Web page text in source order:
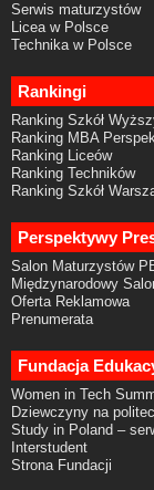
Serwis maturzystów
Licea w Polsce
Technika w Polsce
Rankingi
Ranking Szkół
Ranking MBA
Ranking Liceów
Ranking Techników
Ranking Szkół
Perspektywy
Salon Maturzystów
Międzynarodowy
Oferta Reklamowa
Prenumerata
Fundacja
Women in Tech
Dziewczyny na
Study in Poland –
Interstudent
Strona Fundacji